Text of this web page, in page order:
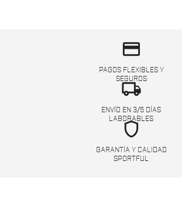
credit_card
PAGOS FLEXIBLES Y
SEGUROS
local_shipping
ENVÍO EN 3/5 DÍAS
LABORABLES
shield
GARANTÍA Y CALIDAD
SPORTFUL